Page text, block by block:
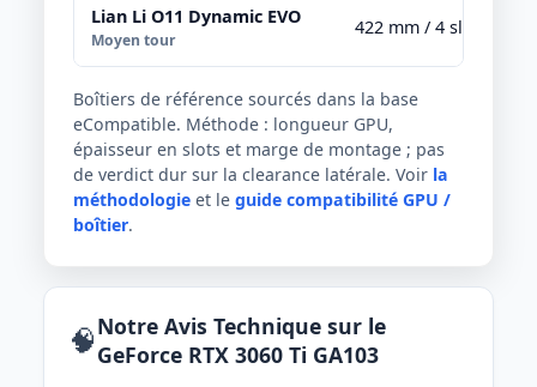
Lian Li O11 Dynamic EVO
Moyen tour
422 mm / 4 slots
Boîtiers de référence sourcés dans la base
eCompatible. Méthode : longueur GPU,
épaisseur en slots et marge de montage ; pas
de verdict dur sur la clearance latérale. Voir la
méthodologie et le guide compatibilité GPU /
boîtier.
🧠Notre Avis Technique sur le
GeForce RTX 3060 Ti GA103